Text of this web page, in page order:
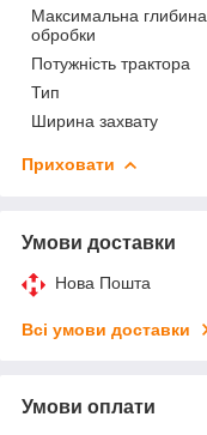
Максимальна глибина
обробки
Потужність трактора
Тип
Ширина захвату
Приховати
Умови доставки
Нова Пошта
Всі умови доставки
Умови оплати